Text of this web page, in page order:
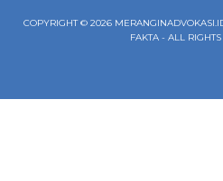
COPYRIGHT © 2026
FAKTA - ALL